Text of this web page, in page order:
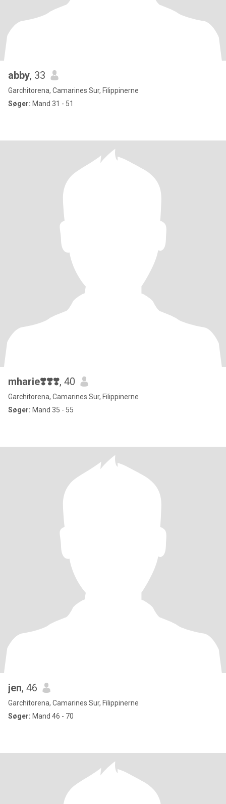
abby, 33
Garchitorena, Camarines Sur, Filippinerne
Søger: Mand 31 - 51
mharie❣️❣️❣️, 40
Garchitorena, Camarines Sur, Filippinerne
Søger: Mand 35 - 55
jen, 46
Garchitorena, Camarines Sur, Filippinerne
Søger: Mand 46 - 70